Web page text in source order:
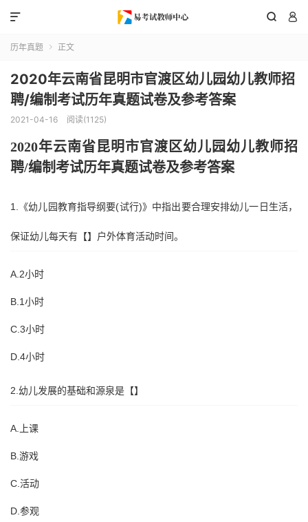
 

历年真题  正文
2020年云南省昆明市官渡区幼儿园幼儿教师招
聘/编制考试历年真题试卷及参考答案
2021-04-16 阅读(1125)
2020年云南省昆明市官渡区幼儿园幼儿教师招
聘/编制考试历年真题试卷及参考答案
1.《幼儿园教育指导纲要(试行)》中指出要合理安排幼儿一日生活，
保证幼儿每天有【】户外体育活动时间。
A.2小时
B.1小时
C.3小时
D.4小时
2.幼儿发展的基础和源泉是【】
A.上课
B.游戏
C.活动
D.参观